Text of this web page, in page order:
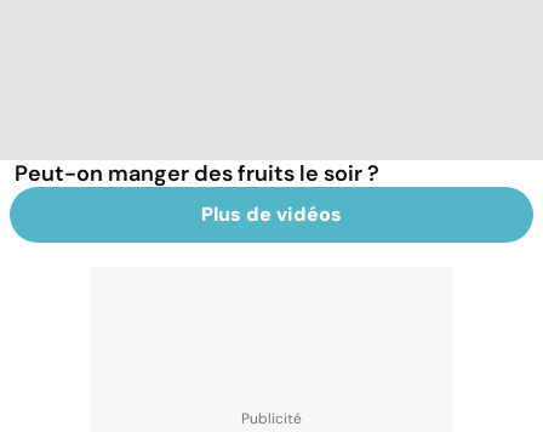
Peut-on manger des fruits le soir ?
Plus de vidéos